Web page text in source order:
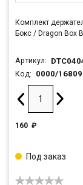
Комплект
Бокс / Dragon Box
Артикул:
Код: 0000/
160 ₽
Под заказ